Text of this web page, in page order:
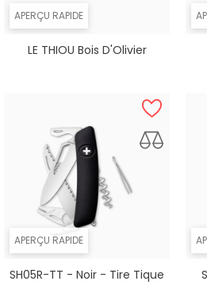
APERÇU RAPIDE
LE THIOU Bois D'Olivier
APERÇU RAPIDE
SH05R-TT - Noir - Tire Tique